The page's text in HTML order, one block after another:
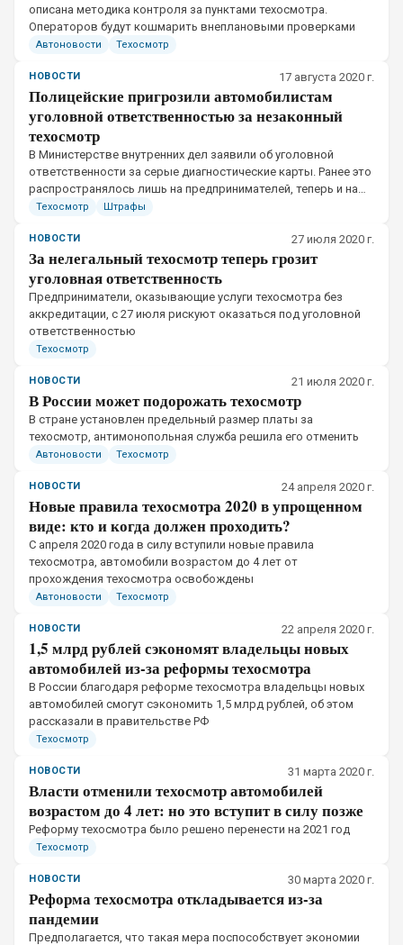
описана методика контроля за пунктами техосмотра.
Операторов будут кошмарить внеплановыми проверками
Автоновости Техосмотр
НОВОСТИ 17 августа 2020 г.
Полицейские пригрозили автомобилистам
уголовной ответственностью за незаконный
техосмотр
​В Министерстве внутренних дел заявили об уголовной
ответственности за серые диагностические карты. Ранее это
распространялось лишь на предпринимателей, теперь и на
физических лиц – на простых водителей
Техосмотр Штрафы
НОВОСТИ 27 июля 2020 г.
За нелегальный техосмотр теперь грозит
уголовная ответственность
​Предприниматели, оказывающие услуги техосмотра без
аккредитации, с 27 июля рискуют оказаться под уголовной
ответственностью
Техосмотр
НОВОСТИ 21 июля 2020 г.
В России может подорожать техосмотр
​В стране установлен предельный размер платы за
техосмотр, антимонопольная служба решила его отменить
Автоновости Техосмотр
НОВОСТИ 24 апреля 2020 г.
Новые правила техосмотра 2020 в упрощенном
виде: кто и когда должен проходить?
​С апреля 2020 года в силу вступили новые правила
техосмотра, автомобили возрастом до 4 лет от
прохождения техосмотра освобождены
Автоновости Техосмотр
НОВОСТИ 22 апреля 2020 г.
1,5 млрд рублей сэкономят владельцы новых
автомобилей из-за реформы техосмотра
​В России благодаря реформе техосмотра владельцы новых
автомобилей смогут сэкономить 1,5 млрд рублей, об этом
рассказали в правительстве РФ
Техосмотр
НОВОСТИ 31 марта 2020 г.
Власти отменили техосмотр автомобилей
возрастом до 4 лет: но это вступит в силу позже
​Реформу техосмотра было решено перенести на 2021 год
Техосмотр
НОВОСТИ 30 марта 2020 г.
Реформа техосмотра откладывается из-за
пандемии
​Предполагается, что такая мера поспособствует экономии